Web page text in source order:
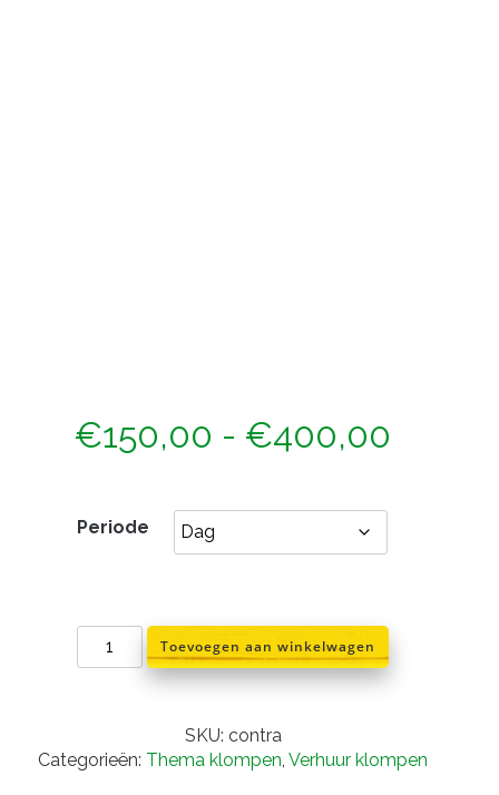
€150,00 - €400,00
Periode
Contrabas
/Klomptrabas
aantal
Toevoegen aan winkelwagen
SKU: contra
Categorieën: Thema klompen, Verhuur klompen